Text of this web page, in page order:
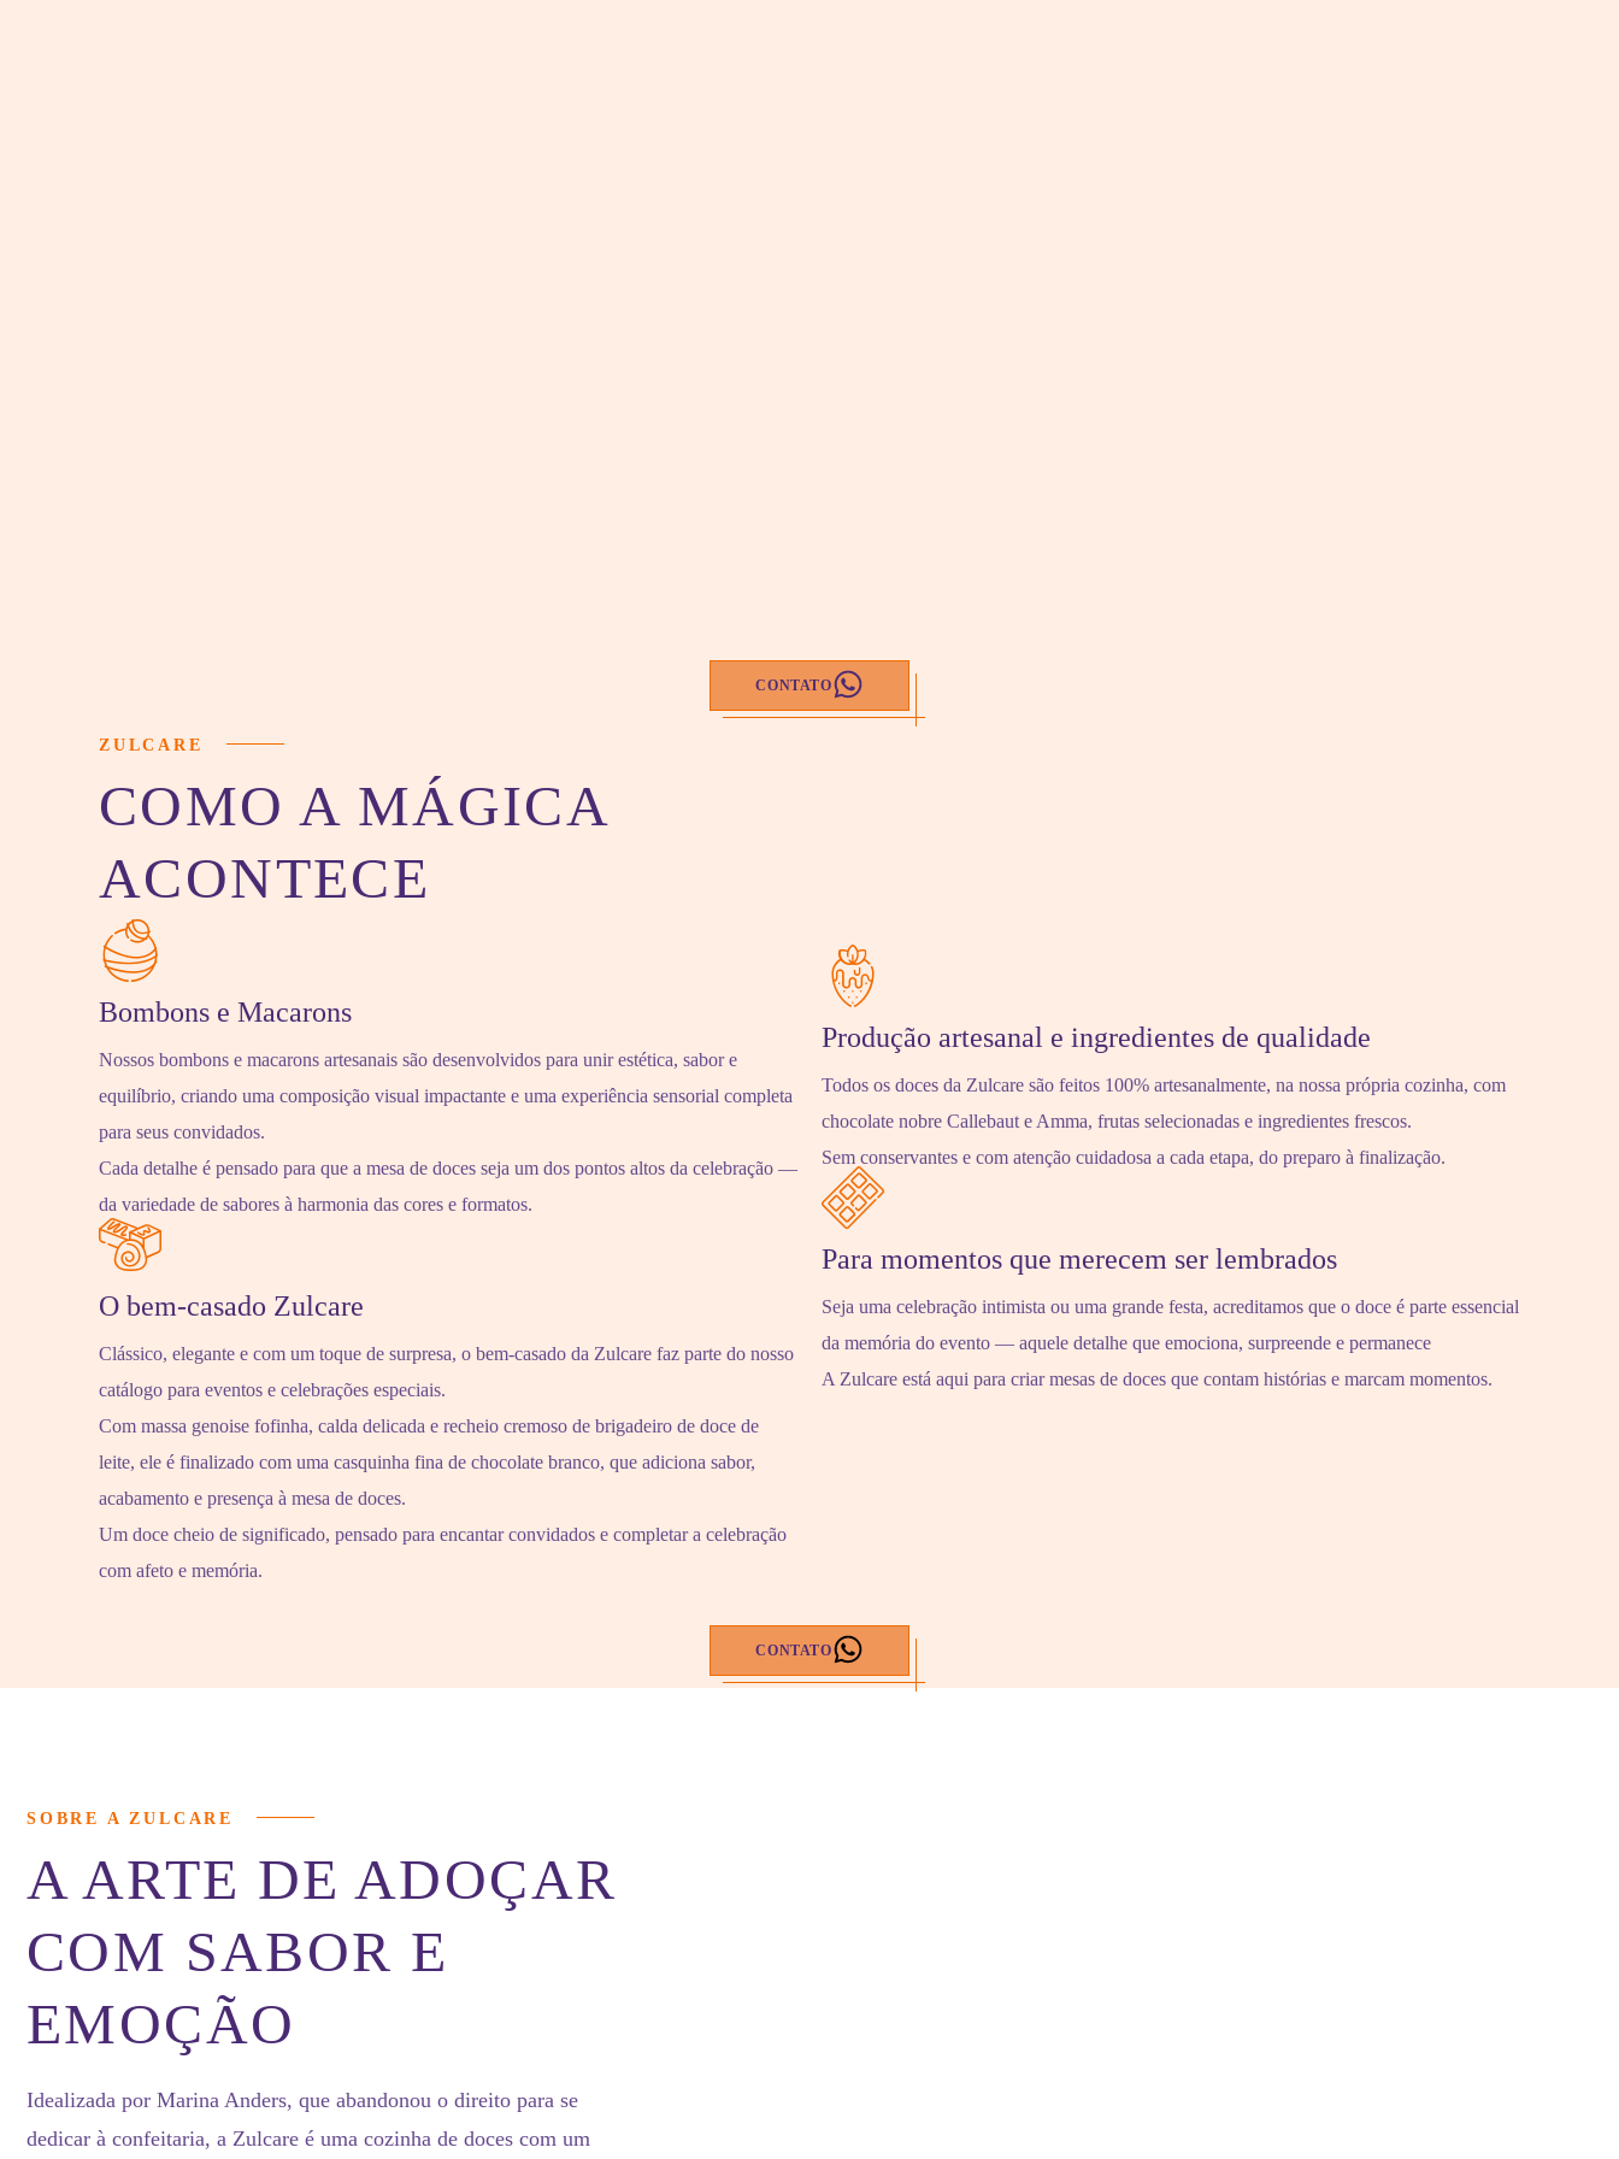
CONTATO
ZULCARE
COMO A MÁGICA
ACONTECE
Bombons e Macarons
Nossos bombons e macarons artesanais são desenvolvidos para unir estética, sabor e
equilíbrio, criando uma composição visual impactante e uma experiência sensorial completa
para seus convidados.
Cada detalhe é pensado para que a mesa de doces seja um dos pontos altos da celebração —
da variedade de sabores à harmonia das cores e formatos.
O bem-casado Zulcare
Clássico, elegante e com um toque de surpresa, o bem-casado da Zulcare faz parte do nosso
catálogo para eventos e celebrações especiais.
Com massa genoise fofinha, calda delicada e recheio cremoso de brigadeiro de doce de
leite, ele é finalizado com uma casquinha fina de chocolate branco, que adiciona sabor,
acabamento e presença à mesa de doces.
Um doce cheio de significado, pensado para encantar convidados e completar a celebração
com afeto e memória.
Produção artesanal e ingredientes de qualidade
Todos os doces da Zulcare são feitos 100% artesanalmente, na nossa própria cozinha, com
chocolate nobre Callebaut e Amma, frutas selecionadas e ingredientes frescos.
Sem conservantes e com atenção cuidadosa a cada etapa, do preparo à finalização.
Para momentos que merecem ser lembrados
Seja uma celebração intimista ou uma grande festa, acreditamos que o doce é parte essencial
da memória do evento — aquele detalhe que emociona, surpreende e permanece
A Zulcare está aqui para criar mesas de doces que contam histórias e marcam momentos.
CONTATO
SOBRE A ZULCARE
A ARTE DE ADOÇAR
COM SABOR E
EMOÇÃO
Idealizada por Marina Anders, que abandonou o direito para se
dedicar à confeitaria, a Zulcare é uma cozinha de doces com um